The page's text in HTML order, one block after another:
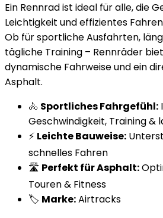
Ein Rennrad ist ideal für alle, die
Leichtigkeit und effizientes
Ob für sportliche Ausfahrten,
tägliche Training – Rennräder
dynamische Fahrweise und ein
Asphalt.
🚴 Sportliches Fahrgefühl:
Geschwindigkeit, Training &
⚡ Leichte Bauweise:
schnelles Fahren
🛣️ Perfekt für Asphalt:
Touren & Fitness
🏷️ Marke:Airtracks